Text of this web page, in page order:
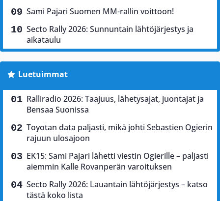
Sami Pajari Suomen MM-rallin voittoon!
Secto Rally 2026: Sunnuntain lähtöjärjestys ja
aikataulu
Luetuimmat
Ralliradio 2026: Taajuus, lähetysajat, juontajat ja
Bensaa Suonissa
Toyotan data paljasti, mikä johti Sebastien Ogierin
rajuun ulosajoon
EK15: Sami Pajari lähetti viestin Ogierille – paljasti
aiemmin Kalle Rovanperän varoituksen
Secto Rally 2026: Lauantain lähtöjärjestys – katso
tästä koko lista